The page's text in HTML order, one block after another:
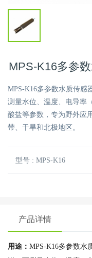
MPS-K16多参
MPS-K16多参数水质传感
测量水位、温度、电导率
酸盐等参数，专为野外应
带、干旱和北极地区。
型号 : MPS-K16
产品详情
用途： MPS-K16多参数水